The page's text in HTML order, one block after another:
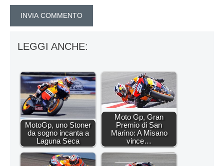
LEGGI ANCHE:
MotoGp, uno Stoner
da sogno incanta a
Laguna Seca
Moto Gp, Gran
Premio di San
Marino: A Misano
vince…